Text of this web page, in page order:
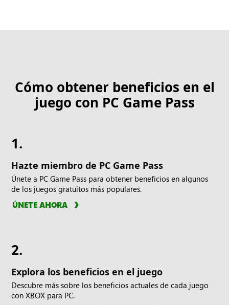
Cómo obtener beneficios en el
juego con PC Game Pass
1.
Hazte miembro de PC Game Pass
Únete a PC Game Pass para obtener beneficios en algunos
de los juegos gratuitos más populares.
ÚNETE AHORA
2.
Explora los beneficios en el juego
Descubre más sobre los beneficios actuales de cada juego
con XBOX para PC.